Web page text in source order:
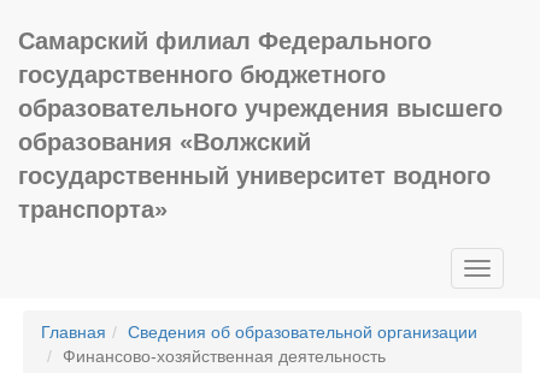
Самарский филиал Федерального
государственного бюджетного
образовательного учреждения высшего
образования «Волжский
государственный университет водного
транспорта»
Главная
Сведения об образовательной организации
Финансово-хозяйственная деятельность